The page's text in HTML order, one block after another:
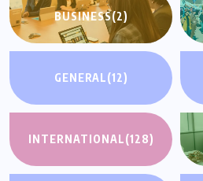
BUSINESS(2)
GENERAL(12)
INTERNATIONAL(128)